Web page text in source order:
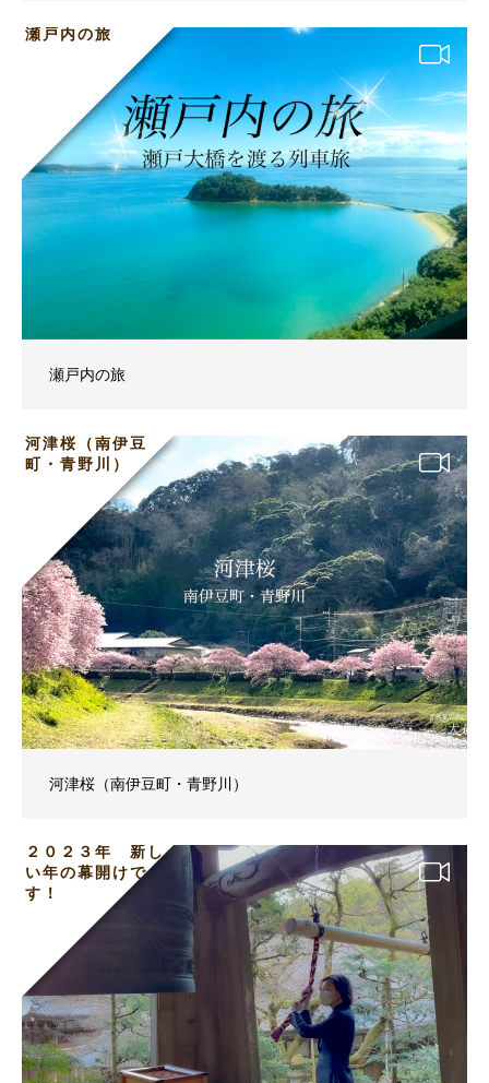
瀬戸内の旅
瀬戸内の旅
河津桜（南伊豆
町・青野川）
河津桜（南伊豆町・青野川）
２０２３年 新し
い年の幕開けで
す！